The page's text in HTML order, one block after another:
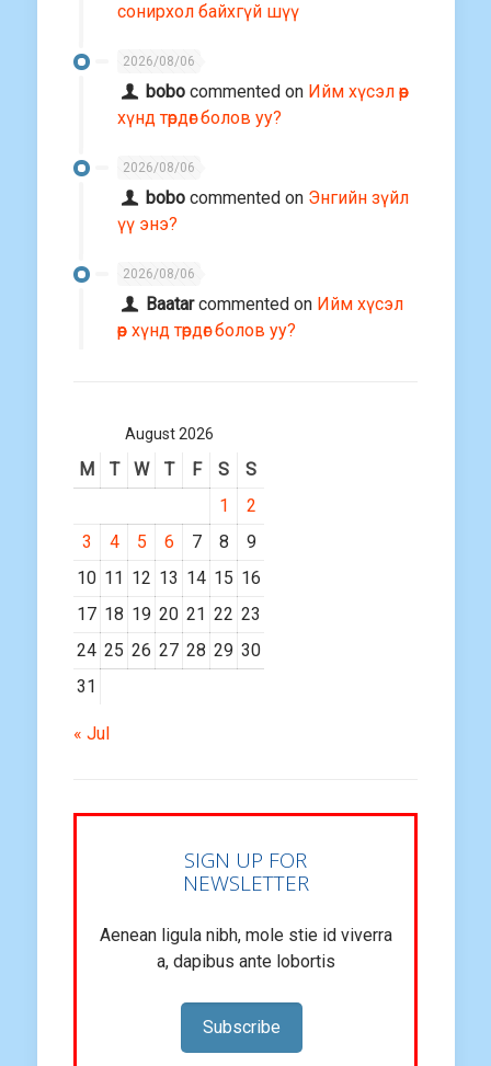
сонирхол байхгүй шүү
2026/08/06
bobo commented on Ийм хүсэл өөр
хүнд төрдөг болов уу?
2026/08/06
bobo commented on Энгийн зүйл
үү энэ?
2026/08/06
Baatarcommented on Ийм хүсэл
өөр хүнд төрдөг болов уу?
August 2026
M T W T F S
S
1
2
3
4 5 6 7 8
9
10 11 12 13 14 15 16
17 18 19 20 21 22 23
24 25 26 27 28 29 30
31
« Jul
SIGN UP FOR
NEWSLETTER
Aenean ligula nibh, mole stie id viverra
a, dapibus ante lobortis
Subscribe